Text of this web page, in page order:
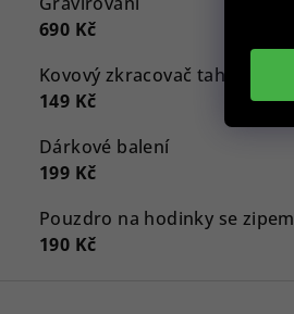
690 Kč
Kovový zkracovač tahů, černý
149 Kč
Dárkové balení
199 Kč
Pouzdro na hodinky se zipem
190 Kč